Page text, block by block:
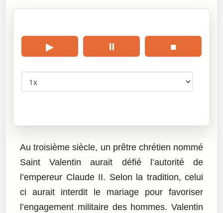
▶ ⏸ ■
Au troisième siècle, un prêtre chrétien nommé
Saint Valentin aurait défié l’autorité de
l’empereur Claude II. Selon la tradition, celui
ci aurait interdit le mariage pour favoriser
l’engagement militaire des hommes. Valentin